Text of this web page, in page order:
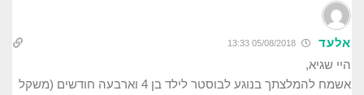
אלעד
היי שגיא,
אשמח להמלצתך בנוגע לבוסטר לילד בן 4 וארבעה חודשים (משקל